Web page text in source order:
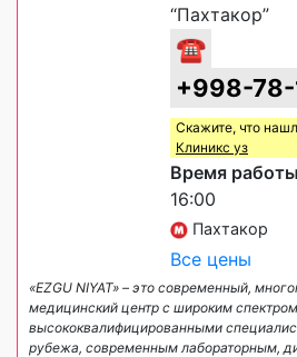
“Пахтакор”
☎
+998-
Скажите, что
Клиникс уз
Время
16:00
Пахтакор
Все цены
«EZGU NIYAT» – это современный,
медицинский центр с широким
высококвалифицированными
рубежа, современным лабораторным,